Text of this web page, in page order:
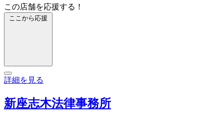
この店舗を応援する！
ここから応援
詳細を見る
新座志木法律事務所